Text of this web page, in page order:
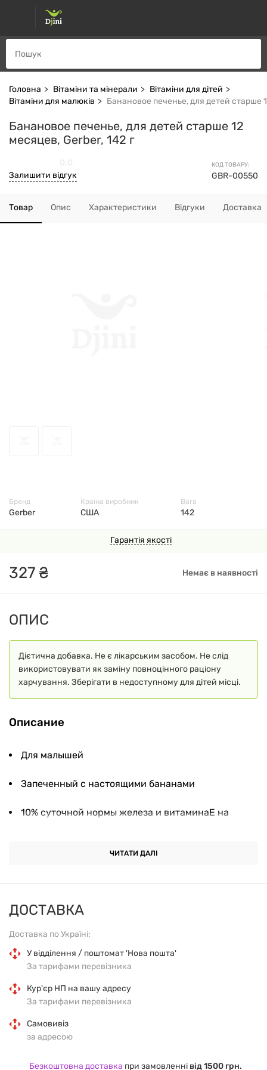
Головна Вітаміни та мінерали
Вітаміни для дітей
Вітаміни для малюків
Банановое печенье, для детей старше
Банановое печенье, для детей старше 12
месяцев, Gerber, 142 г
КОД ТОВАРУ:
GBR-00550
Залишити відгук
Товар Опис Характеристики Відгуки Доставка
Гарантія якості
327 ₴ Немає в наявності
ДОСТАВКА
Доставка по Україні:
У відділення / поштомат 'Нова пошта'
За тарифами перевізника
Кур'єр НП на вашу адресу
За тарифами перевізника
Самовивіз
за адресою
Безкоштовна доставка при замовленні від 1500 грн.
Бренд
Gerber
Країна виробник
США
Вага
142
ОПИС
Дієтична добавка. Не є лікарським засобом. Не слід
використовувати як заміну повноцінного раціону
харчування. Зберігати в недоступному для дітей місці.
Описание
Для малышей
Запеченный с настоящими бананами
10% суточной нормы железа и витаминаЕ на
Без кукурузного сиропа с высоким содержанием
Без ГМО - производится без использования
Кошерный молочный продукт
Полезные свойства настоящих фруктов
Мягкая текстура идеально подходит для жевания
держать и жевать
ЧИТАТИ ДАЛІ